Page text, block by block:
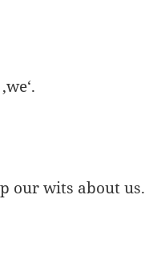
our wits about us.